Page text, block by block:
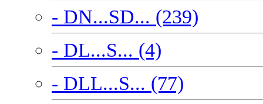
- DN...SD... (239)
- DL...S... (4)
- DLL...S... (77)